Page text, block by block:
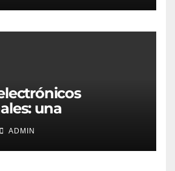
una
crítica en la
de la información
ADMIN